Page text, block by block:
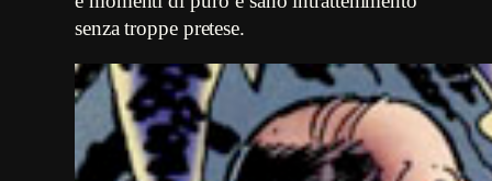
senza troppe pretese.